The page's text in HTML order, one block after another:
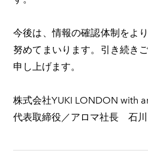
今後は、情報の確認体制をよ
努めてまいります。引き続き
申し上げます。
株式会社YUKI LONDON with
代表取締役／アロマ社長 石川